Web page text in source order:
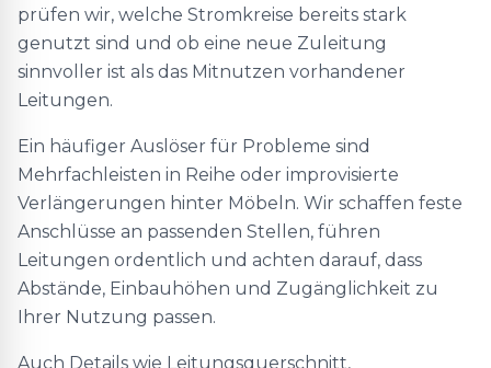
prüfen wir, welche Stromkreise bereits stark
genutzt sind und ob eine neue Zuleitung
sinnvoller ist als das Mitnutzen vorhandener
Leitungen.
Ein häufiger Auslöser für Probleme sind
Mehrfachleisten in Reihe oder improvisierte
Verlängerungen hinter Möbeln. Wir schaffen feste
Anschlüsse an passenden Stellen, führen
Leitungen ordentlich und achten darauf, dass
Abstände, Einbauhöhen und Zugänglichkeit zu
Ihrer Nutzung passen.
Auch Details wie Leitungsquerschnitt,